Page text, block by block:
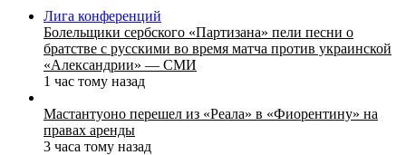
Лига конференций
Болельщики сербского «Партизана» пели песни о
братстве с русскими во время матча против украинской
«Александрии» — СМИ
1 час тому назад
Мастантуоно перешел из «Реала» в «Фиорентину» на
правах аренды
3 часа тому назад